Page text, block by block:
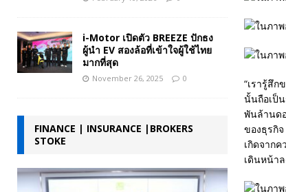
“เรารู้สึ
นั้นถือเป็
พันล้านด
ของธุรกิ
เกิดจาก
เดินหน้า
i-Motor เปิดตัว BREEZE ปักธง
ผู้นำ EV สองล้อที่เข้าใจผู้ใช้ไทย
มากที่สุด
November 26, 2025 0
FINANCE | INSURANCE |BROKERS
STOKE